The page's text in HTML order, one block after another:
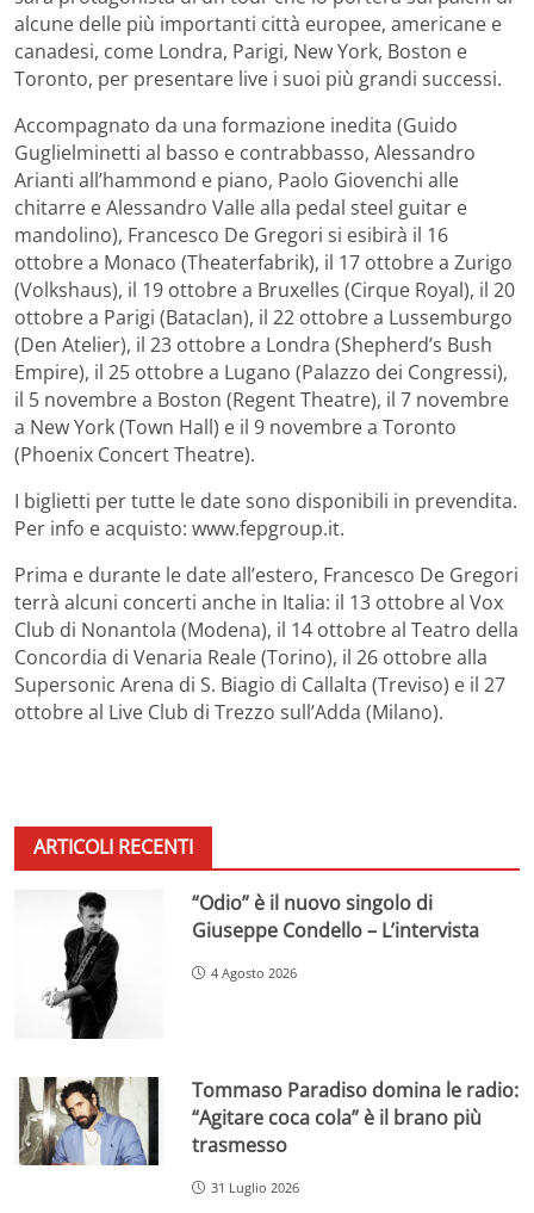
alcune delle più importanti città europee, americane e
canadesi, come Londra, Parigi, New York, Boston e
Toronto, per presentare live i suoi più grandi successi.
Accompagnato da una formazione inedita (Guido
Guglielminetti al basso e contrabbasso, Alessandro
Arianti all’hammond e piano, Paolo Giovenchi alle
chitarre e Alessandro Valle alla pedal steel guitar e
mandolino), Francesco De Gregori si esibirà il 16
ottobre a Monaco (Theaterfabrik), il 17 ottobre a Zurigo
(Volkshaus), il 19 ottobre a Bruxelles (Cirque Royal), il 20
ottobre a Parigi (Bataclan), il 22 ottobre a Lussemburgo
(Den Atelier), il 23 ottobre a Londra (Shepherd’s Bush
Empire), il 25 ottobre a Lugano (Palazzo dei Congressi),
il 5 novembre a Boston (Regent Theatre), il 7 novembre
a New York (Town Hall) e il 9 novembre a Toronto
(Phoenix Concert Theatre).
I biglietti per tutte le date sono disponibili in prevendita.
Per info e acquisto: www.fepgroup.it.
Prima e durante le date all’estero, Francesco De Gregori
terrà alcuni concerti anche in Italia: il 13 ottobre al Vox
Club di Nonantola (Modena), il 14 ottobre al Teatro della
Concordia di Venaria Reale (Torino), il 26 ottobre alla
Supersonic Arena di S. Biagio di Callalta (Treviso) e il 27
ottobre al Live Club di Trezzo sull’Adda (Milano).
ARTICOLI RECENTI
“Odio” è il nuovo singolo di
Giuseppe Condello – L’intervista
4 Agosto 2026
Tommaso Paradiso domina le radio:
“Agitare coca cola” è il brano più
trasmesso
31 Luglio 2026